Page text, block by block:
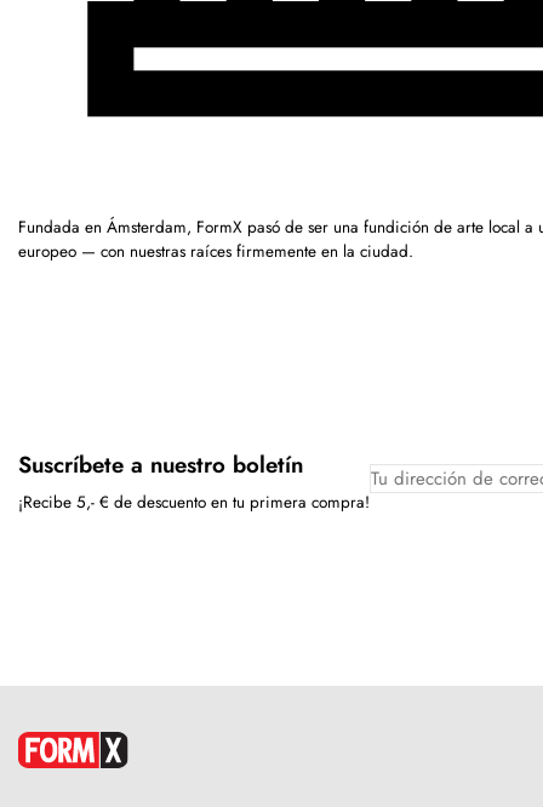
Fundada en Ámsterdam, FormX pasó de ser una fundición de arte local
europeo — con nuestras raíces firmemente en la ciudad.
Suscríbete a nuestro boletín
¡Recibe 5,- € de descuento en tu primera compra!